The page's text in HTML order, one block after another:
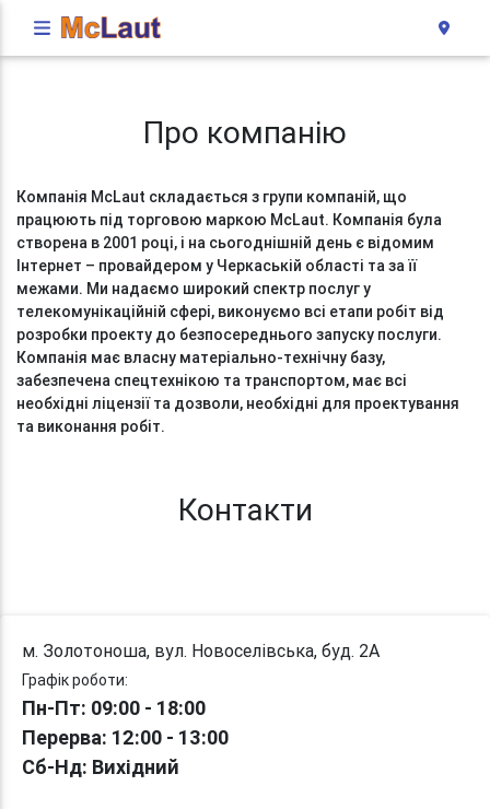
Про компанію
Компанія McLaut складається з групи компаній, що
працюють під торговою маркою McLaut. Компанія була
створена в 2001 році, і на сьогоднішній день є відомим
Інтернет – провайдером у Черкаській області та за її
межами. Ми надаємо широкий спектр послуг у
телекомунікаційній сфері, виконуємо всі етапи робіт від
розробки проекту до безпосереднього запуску послуги.
Компанія має власну матеріально-технічну базу,
забезпечена спецтехнікою та транспортом, має всі
необхідні ліцензії та дозволи, необхідні для проектування
та виконання робіт.
Контакти
м. Золотоноша, вул. Новоселівська, буд. 2А
Графік роботи:
Пн-Пт: 09:00 - 18:00
Перерва: 12:00 - 13:00
Сб-Нд: Вихідний